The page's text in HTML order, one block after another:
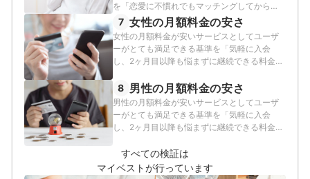
を「恋愛に不慣れでもマッチングしてからデ
ートするまで悩まずに進められる」とし、以
下の方法で各サービスの検証を行いました。
2026年2月26日時点の情報をもとに検証を行
なっています。
7 女性の月額料金の安さ
女性の月額料金が安いサービスとしてユーザ
ーがとても満足できる基準を「気軽に入会
し、2ヶ月目以降も悩まずに継続できる料金」
ました。2026年5月7日時点の情報をもとに検
証を行なっています。
8 男性の月額料金の安さ
男性の月額料金が安いサービスとしてユーザ
ーがとても満足できる基準を「気軽に入会
し、2ヶ月目以降も悩まずに継続できる料金」
ました。2026年5月1日時点の情報をもとに検
証を行なっています。
すべての検証は
マイベストが行っています